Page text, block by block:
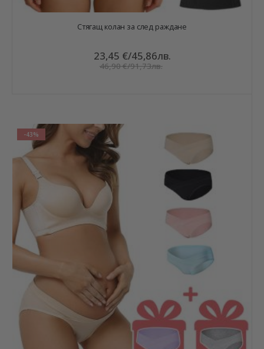
Стягащ колан за след раждане
23,45 €/45,86лв.
46,90 €/91,73лв.
-43%